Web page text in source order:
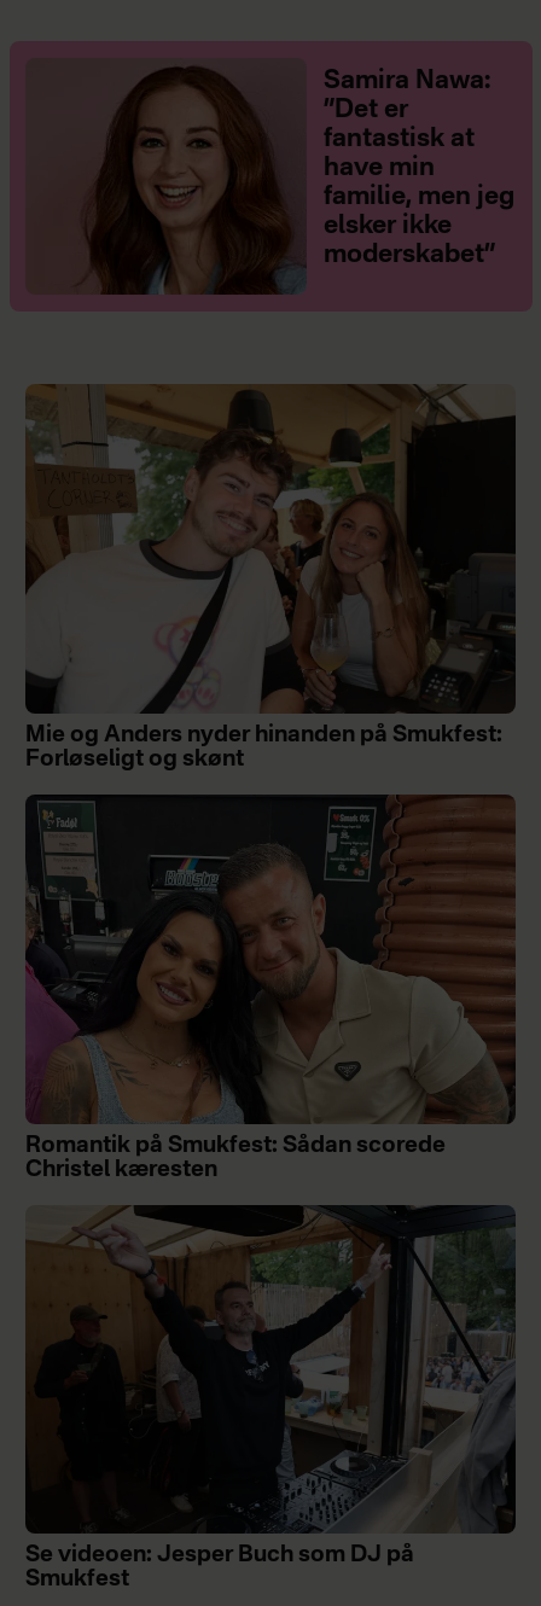
Samira Nawa:
”Det er
fantastisk at
have min
familie, men jeg
elsker ikke
moderskabet”
Mie og Anders nyder hinanden på Smukfest:
Forløseligt og skønt
Romantik på Smukfest: Sådan scorede
Christel kæresten
Se videoen: Jesper Buch som DJ på
Smukfest